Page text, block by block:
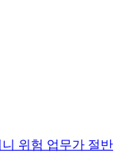
위험 업무가 절반